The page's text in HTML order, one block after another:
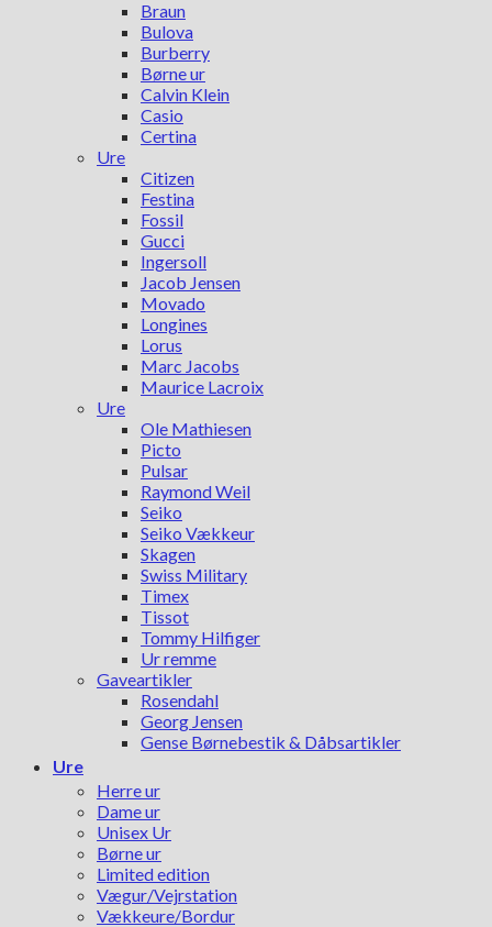
Braun
Bulova
Burberry
Børne ur
Calvin Klein
Casio
Certina
Ure
Citizen
Festina
Fossil
Gucci
Ingersoll
Jacob Jensen
Movado
Longines
Lorus
Marc Jacobs
Maurice Lacroix
Ure
Ole Mathiesen
Picto
Pulsar
Raymond Weil
Seiko
Seiko Vækkeur
Skagen
Swiss Military
Timex
Tissot
Tommy Hilfiger
Ur remme
Gaveartikler
Rosendahl
Georg Jensen
Gense Børnebestik & Dåbsartikler
Ure
Herre ur
Dame ur
Unisex Ur
Børne ur
Limited edition
Vægur/Vejrstation
Vækkeure/Bordur